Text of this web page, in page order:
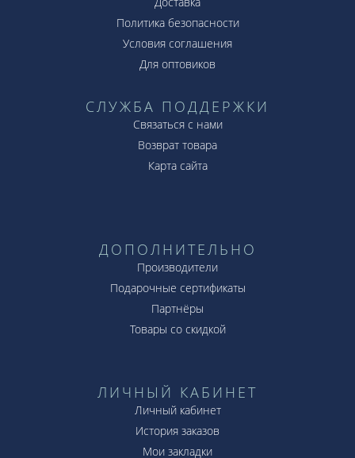
QXQ008BN. Такие акценты сделают кабинет и
стильным, и деловым.
Политика безопасности
Условия соглашения
Для оптовиков
СЛУЖБА ПОДДЕРЖКИ
Связаться с нами
Возврат товара
Карта сайта
ДОПОЛНИТЕЛЬНО
Производители
Подарочные сертификаты
Партнёры
Товары со скидкой
ЛИЧНЫЙ КАБИНЕТ
Личный кабинет
История заказов
Мои закладки